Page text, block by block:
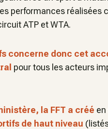
performances réalisées
ATP et WTA.
concerne donc cet
pour tous les acteurs
la FFT a créé
de haut niveau